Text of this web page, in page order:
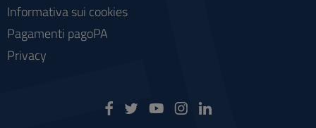
Informativa sui cookies
Pagamenti pagoPA
Privacy